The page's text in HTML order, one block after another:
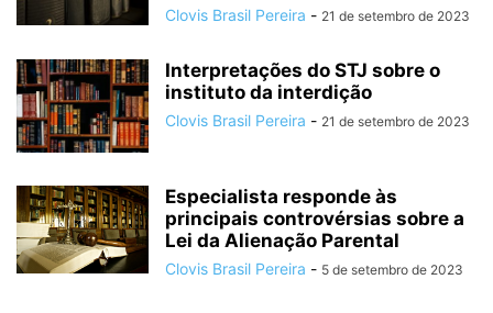
Clovis Brasil Pereira - 21 de setembro de 2023
Interpretações do STJ sobre o
instituto da interdição
Clovis Brasil Pereira - 21 de setembro de 2023
Especialista responde às
principais controvérsias sobre a
Lei da Alienação Parental
Clovis Brasil Pereira - 5 de setembro de 2023